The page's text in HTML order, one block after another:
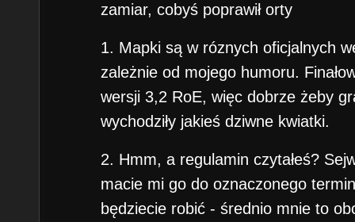
zamiar, cobyś poprawił orty
1. Mapki są w róznych oficjalnych
zależnie od mojego humoru.
wersji 3,2 RoE, więc dobrze żeby
wychodziły jakieś dziwne kwiatki.
2. Hmm, a regulamin czytałeś?
macie mi go do oznaczonego
będziecie robić - średnio mnie to